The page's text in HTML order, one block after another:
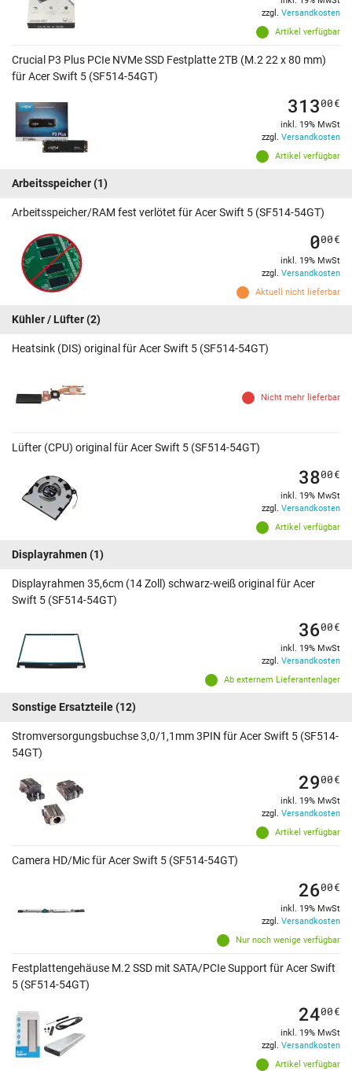
Artikel verfügbar
zzgl. Versandkosten
Crucial P3 Plus PCIe NVMe SSD Festplatte 2TB (M.2 22 x 80 mm)
für Acer Swift 5 (SF514-54GT)
Artikel verfügbar
31300€
inkl. 19% MwSt
zzgl. Versandkosten
Arbeitsspeicher(1)
Arbeitsspeicher/RAM fest verlötet für Acer Swift 5 (SF514-54GT)
Aktuell nicht lieferbar
000€
inkl. 19% MwSt
zzgl. Versandkosten
Kühler / Lüfter(2)
Heatsink (DIS) original für Acer Swift 5 (SF514-54GT)
Nicht mehr lieferbar
Lüfter (CPU) original für Acer Swift 5 (SF514-54GT)
Artikel verfügbar
3800€
inkl. 19% MwSt
zzgl. Versandkosten
Displayrahmen (1)
Displayrahmen 35,6cm (14 Zoll) schwarz-weiß original für Acer
Swift 5 (SF514-54GT)
Ab externem Lieferantenlager
3600€
inkl. 19% MwSt
zzgl. Versandkosten
Sonstige Ersatzteile(12)
Stromversorgungsbuchse 3,0/1,1mm 3PIN für Acer Swift 5 (SF514-
54GT)
Artikel verfügbar
2900€
inkl. 19% MwSt
zzgl. Versandkosten
Camera HD/Mic für Acer Swift 5 (SF514-54GT)
Nur noch wenige verfügbar
2600€
inkl. 19% MwSt
zzgl. Versandkosten
Festplattengehäuse M.2 SSD mit SATA/PCIe Support für Acer Swift
5 (SF514-54GT)
Artikel verfügbar
2400€
inkl. 19% MwSt
zzgl. Versandkosten